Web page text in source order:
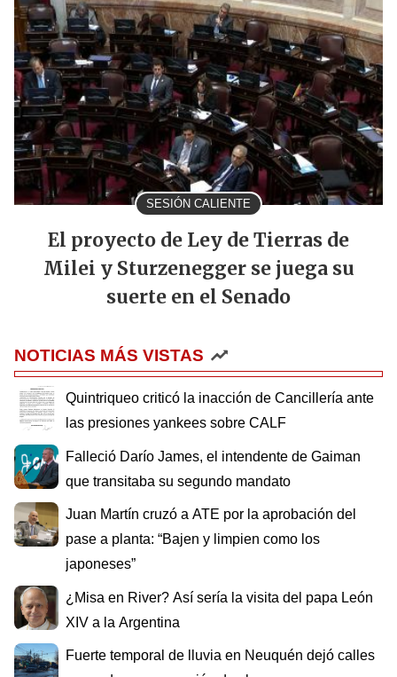
SESIÓN CALIENTE
El proyecto de Ley de Tierras de
Milei y Sturzenegger se juega su
suerte en el Senado
NOTICIAS MÁS VISTAS
Quintriqueo criticó la inacción de Cancillería ante
las presiones yankees sobre CALF
Falleció Darío James, el intendente de Gaiman
que transitaba su segundo mandato
Juan Martín cruzó a ATE por la aprobación del
pase a planta: “Bajen y limpien como los
japoneses”
¿Misa en River? Así sería la visita del papa León
XIV a la Argentina
Fuerte temporal de lluvia en Neuquén dejó calles